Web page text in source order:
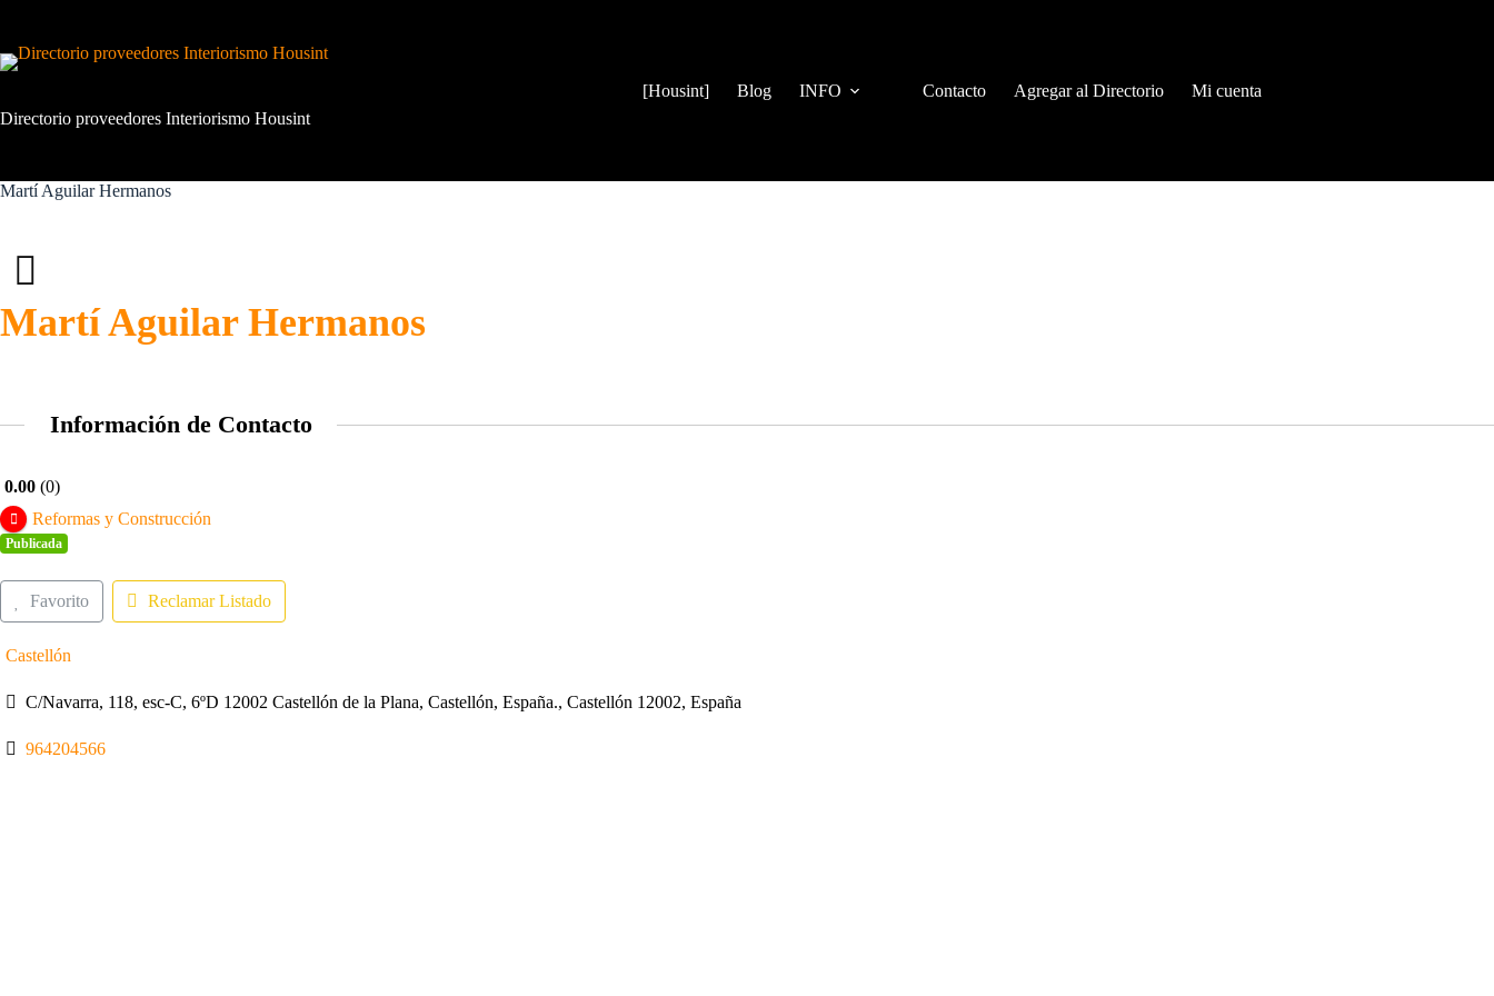
contenido
Directorio proveedores Interiorismo Housint
[Housint] Blog INFO Contacto Agregar al Directorio Mi cuenta
Martí Aguilar Hermanos
Martí Aguilar Hermanos
Información de Contacto
0.00 0
Reformas y Construcción
Publicada
Favorito Reclamar Listado
Castellón
C/Navarra, 118, esc-C, 6ºD 12002 Castellón de la Plana, Castellón, España., Castellón 12002, España
964204566